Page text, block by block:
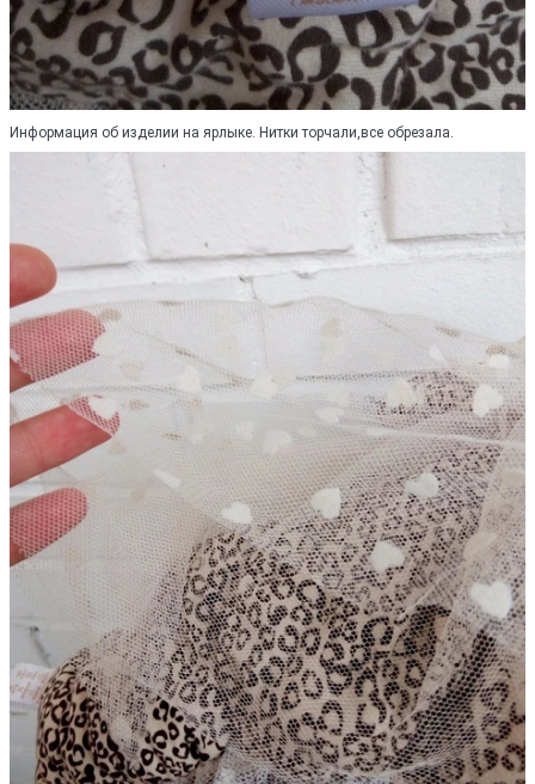
Информация об изделии на ярлыке. Нитки торчали,все обрезала.